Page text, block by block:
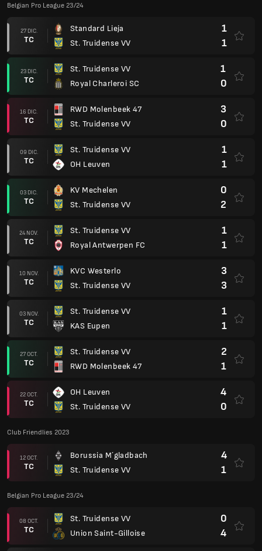
Belgian Pro League 23/24
27 DIC.
TC
Standard Lieja
St. Truidense VV
1
1
23 DIC.
TC
St. Truidense VV
Royal Charleroi SC
1
0
16 DIC.
TC
RWD Molenbeek 47
St. Truidense VV
3
0
09 DIC.
TC
St. Truidense VV
OH Leuven
1
1
03 DIC.
TC
KV Mechelen
St. Truidense VV
0
2
24 NOV.
TC
St. Truidense VV
Royal Antwerpen FC
1
1
10 NOV.
TC
KVC Westerlo
St. Truidense VV
3
3
03 NOV.
TC
St. Truidense VV
KAS Eupen
1
1
27 OCT.
TC
St. Truidense VV
RWD Molenbeek 47
2
1
22 OCT.
TC
OH Leuven
St. Truidense VV
4
0
Club Friendlies 2023
12 OCT.
TC
Borussia M´gladbach
St. Truidense VV
4
1
Belgian Pro League 23/24
08 OCT.
TC
St. Truidense VV
Union Saint-Gilloise
0
4